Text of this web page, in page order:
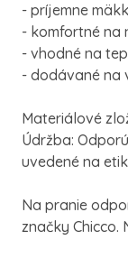
- príjemne
- komfortné na
- vhodné na
- dodávané na
Materiálové
Údržba:
uvedené na
Na pranie
značky Chicco.